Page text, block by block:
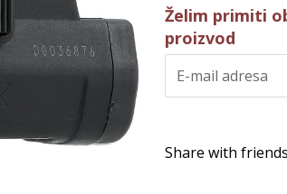
Želim primiti
proizvod